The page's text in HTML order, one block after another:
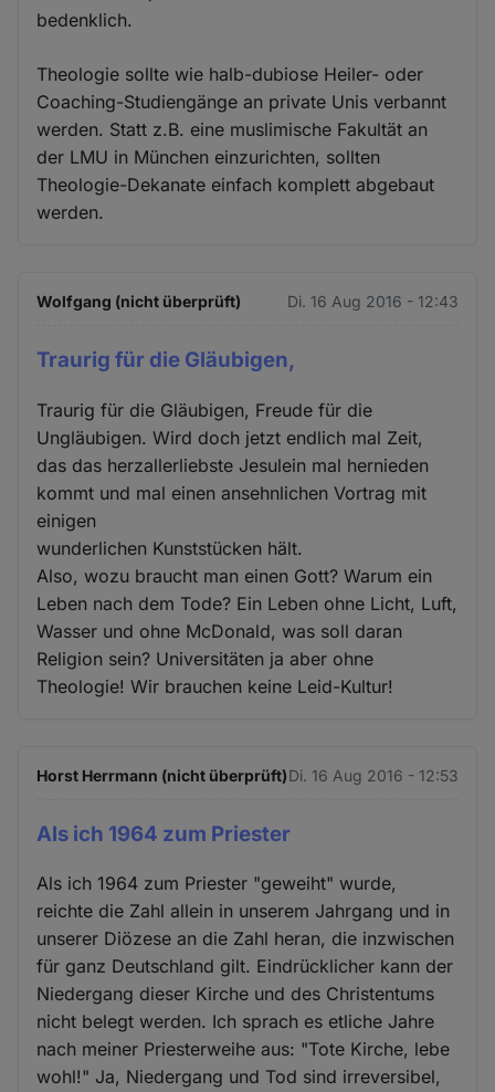
bedenklich.
Theologie sollte wie halb-dubiose Heiler- oder
Coaching-Studiengänge an private Unis verbannt
werden. Statt z.B. eine muslimische Fakultät an
der LMU in München einzurichten, sollten
Theologie-Dekanate einfach komplett abgebaut
werden.
Wolfgang (nicht überprüft) Di. 16 Aug 2016 - 12:43
Traurig für die Gläubigen,
Traurig für die Gläubigen, Freude für die
Ungläubigen. Wird doch jetzt endlich mal Zeit,
das das herzallerliebste Jesulein mal hernieden
kommt und mal einen ansehnlichen Vortrag mit
einigen
wunderlichen Kunststücken hält.
Also, wozu braucht man einen Gott? Warum ein
Leben nach dem Tode? Ein Leben ohne Licht, Luft,
Wasser und ohne McDonald, was soll daran
Religion sein? Universitäten ja aber ohne
Theologie! Wir brauchen keine Leid-Kultur!
Horst Herrmann (nicht überprüft)Di. 16 Aug 2016 - 12:53
Als ich 1964 zum Priester
Als ich 1964 zum Priester "geweiht" wurde,
reichte die Zahl allein in unserem Jahrgang und in
unserer Diözese an die Zahl heran, die inzwischen
für ganz Deutschland gilt. Eindrücklicher kann der
Niedergang dieser Kirche und des Christentums
nicht belegt werden. Ich sprach es etliche Jahre
nach meiner Priesterweihe aus: "Tote Kirche, lebe
wohl!" Ja, Niedergang und Tod sind irreversibel,